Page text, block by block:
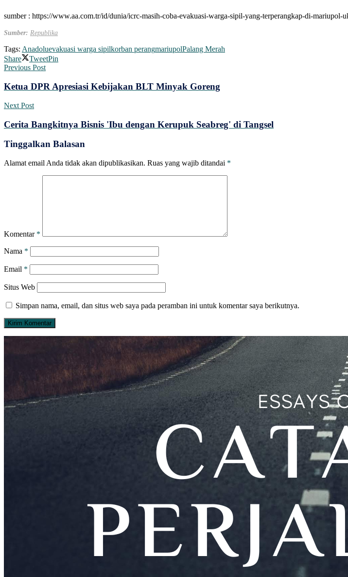
sumber : https://www.aa.com.tr/id/dunia/icrc-masih-coba-evakuasi-warga-sipil-yang-terperangkap-di-mariupol-
Sumber: Republika
Tags: Anadoluevakuasi warga sipilkorban perangmariupolPalang Merah
Share
TweetPin
Previous Post
Ketua DPR Apresiasi Kebijakan BLT Minyak Goreng
Next Post
Cerita Bangkitnya Bisnis 'Ibu dengan Kerupuk Seabreg' di Tangsel
Tinggalkan Balasan
Alamat email Anda tidak akan dipublikasikan. Ruas yang wajib ditandai *
Komentar *
Nama *
Email *
Situs Web
Simpan nama, email, dan situs web saya pada peramban ini untuk komentar saya berikutnya.